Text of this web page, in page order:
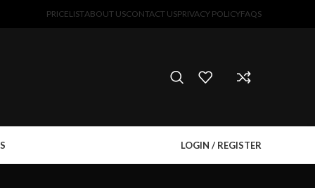
PRICELISTABOUT USCONTACT USPRIVACY POLICYFAQS
LOGIN / REGISTER